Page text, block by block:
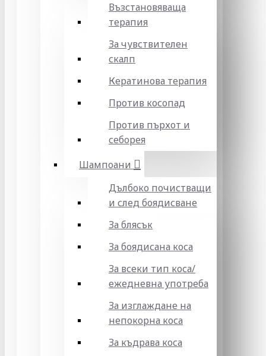
Възстановяваща
терапия
За чувствителен
скалп
Кератинова терапия
Против косопад
Против пърхот и
себорея
Шампоани
Дълбоко почистващи
и след боядисване
За блясък
За боядисана коса
За всеки тип коса/
ежедневна употреба
За изглаждане на
непокорна коса
За къдрава коса